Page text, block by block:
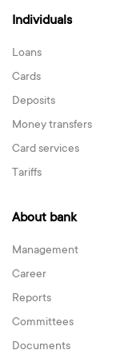
Individuals
Loans
Cards
Deposits
Money transfers
Card services
Tariffs
About bank
Management
Career
Reports
Committees
Documents